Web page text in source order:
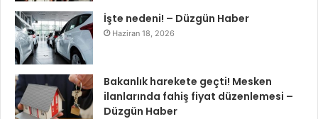
İşte nedeni! – Düzgün Haber
Haziran 18, 2026
Bakanlık harekete geçti! Mesken
ilanlarında fahiş fiyat düzenlemesi –
Düzgün Haber